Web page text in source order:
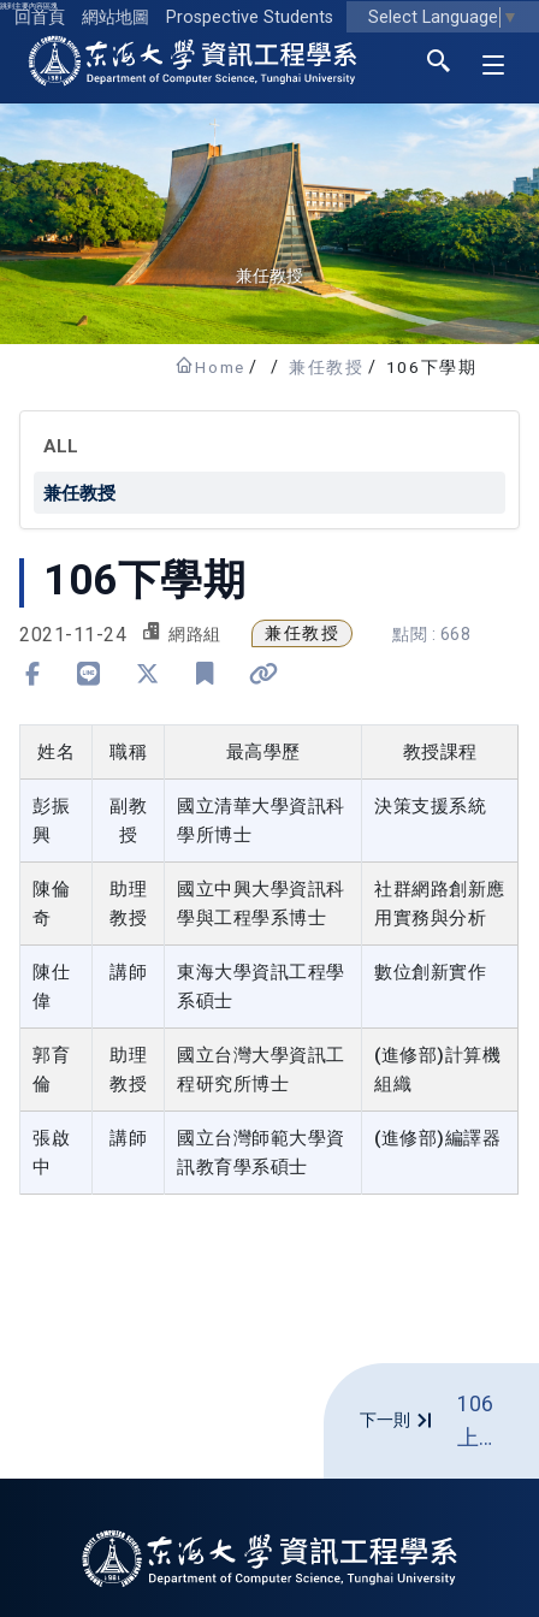
跳到主要內容區塊
回首頁 網站地圖 Prospective Students Select Language ▼
東海大學logo
兼任教授
Home 兼任教授 106下學期
ALL
兼任教授
106下學期
2021-11-24 網路組 兼任教授 點閱 : 668
姓名 職稱 最高學歷 教授課程
彭振
興
副教
授
國立清華大學資訊科
學所博士
決策支援系統
陳倫
奇
助理
教授
國立中興大學資訊科
學與工程學系博士
社群網路創新應
用實務與分析
陳仕
偉
講師
東海大學資訊工程學
系碩士
數位創新實作
郭育
倫
助理
教授
國立台灣大學資訊工
程研究所博士
(進修部)計算機
組織
張啟
中
講師
國立台灣師範大學資
訊教育學系碩士
(進修部)編譯器
下一則
106
上學